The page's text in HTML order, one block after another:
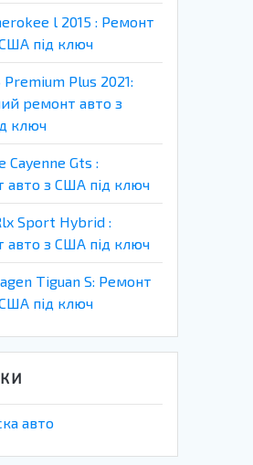
l 2015 : Ремонт
під ключ
Premium Plus 2021:
ремонт авто з
ключ
Cayenne Gts :
авто з США під ключ
Sport Hybrid :
авто з США під ключ
Tiguan S: Ремонт
під ключ
авто